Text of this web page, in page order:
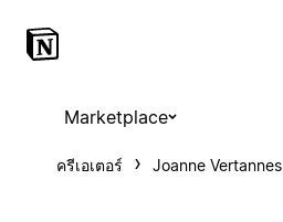
Marketplace
ครีเอเตอร์ Joanne Vertannes